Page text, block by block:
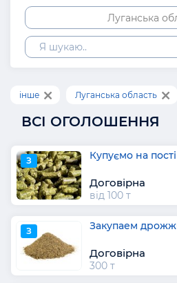
Луганська
інше Луганська область
ВСІ ОГОЛОШЕННЯ
З Купуємо на
Договірна
від 100 т
З Закупаем
Договірна
300 т